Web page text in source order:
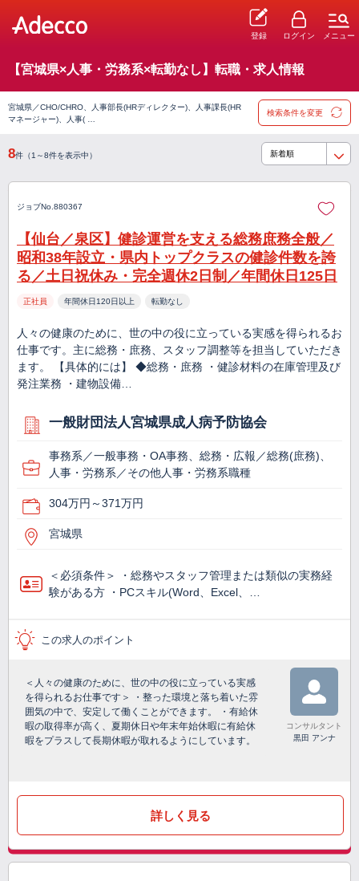
登録 ログイン メニュー
【宮城県×人事・労務系×転勤なし】転職・求人情報
宮城県／CHO/CHRO、人事部長(HRディレクター)、人事課長(HR
マネージャー)、人事( …
検索条件を変更
8件（1～8件を表示中）
ジョブNo.880367
【仙台／泉区】健診運営を支える総務庶務全般／
昭和38年設立・県内トップクラスの健診件数を誇
る／土日祝休み・完全週休2日制／年間休日125日
正社員 年間休日120日以上 転勤なし
人々の健康のために、世の中の役に立っている実感を得られるお
仕事です。主に総務・庶務、スタッフ調整等を担当していただき
ます。 【具体的には】 ◆総務・庶務 ・健診材料の在庫管理及び
発注業務 ・建物設備…
一般財団法人宮城県成人病予防協会
事務系／一般事務・OA事務、総務・広報／総務(庶務)、
人事・労務系／その他人事・労務系職種
304万円～371万円
宮城県
＜必須条件＞ ・総務やスタッフ管理または類似の実務経
験がある方 ・PCスキル(Word、Excel、…
この求人のポイント
＜人々の健康のために、世の中の役に立っている実感
を得られるお仕事です＞ ・整った環境と落ち着いた雰
囲気の中で、安定して働くことができます。 ・有給休
暇の取得率が高く、夏期休日や年末年始休暇に有給休
暇をプラスして長期休暇が取れるようにしています。
コンサルタント
黒田 アンナ
詳しく見る